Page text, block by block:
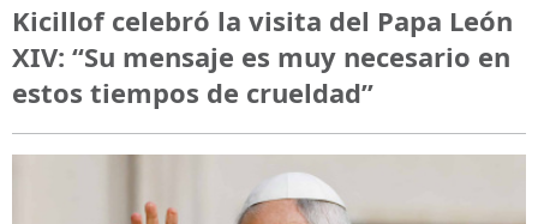
Kicillof celebró la visita del Papa León
XIV: “Su mensaje es muy necesario en
estos tiempos de crueldad”